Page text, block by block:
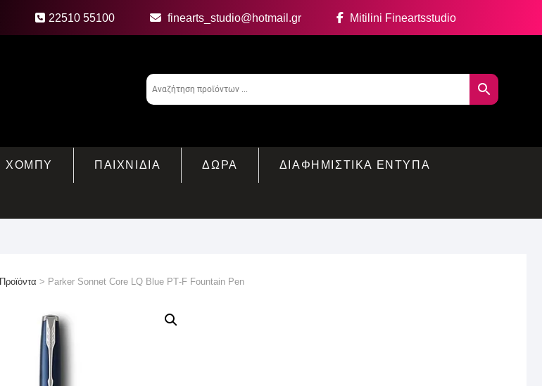
22510 55100 finearts_studio@hotmail.gr Mitilini Fineartsstudio
ΧΟΜΠΥ ΠΑΙΧΝΙΔΙΑ ΔΩΡΑ ΔΙΑΦΗΜΙΣΤΙΚΑ ΕΝΤΥΠΑ
Προϊόντα > Parker Sonnet Core LQ Blue ΡΤ-F Fountain Pen